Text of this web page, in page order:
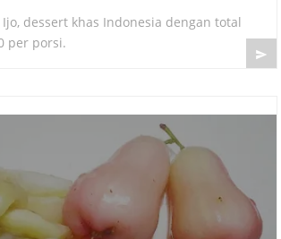
Ijo, dessert khas Indonesia dengan total
per porsi.
